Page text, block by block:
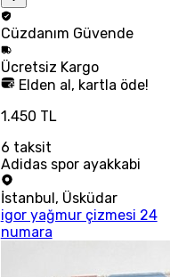
Cüzdanım Güvende
Ücretsiz Kargo
Elden al, kartla öde!
1.450 TL
6 taksit
Adidas spor ayakkabi
İstanbul, Üsküdar
igor yağmur çizmesi 24
numara